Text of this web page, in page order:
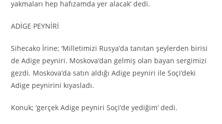
yakmaları hep hafızamda yer alacak’ dedi.
ADİGE PEYNİRİ
Sihecako İrine; ‘Milletimizi Rusya’da tanıtan şeylerden birisi
de Adige peyniri. Moskova’dan gelmiş olan bayan sergimizi
gezdi. Moskova’da satın aldığı Adige peyniri ile Soçi’deki
Adige peynirini kıyasladı.
Konuk; ‘gerçek Adige peyniri Soçi’de yediğim’ dedi.